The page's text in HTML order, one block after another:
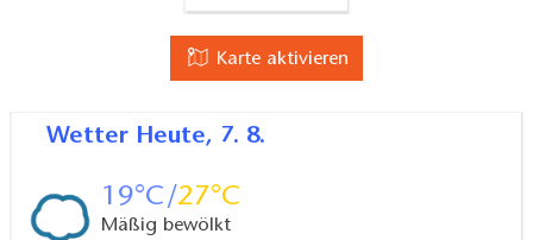
Karte aktivieren
Wetter Heute, 7. 8.
19 27
Mäßig bewölkt